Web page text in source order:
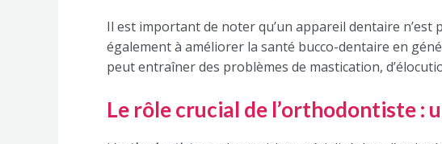
Il est important de noter qu’un appareil dentaire
également à améliorer la santé bucco-dentaire en
peut entraîner des problèmes de mastication,
Le rôle crucial de l’orthodontiste :